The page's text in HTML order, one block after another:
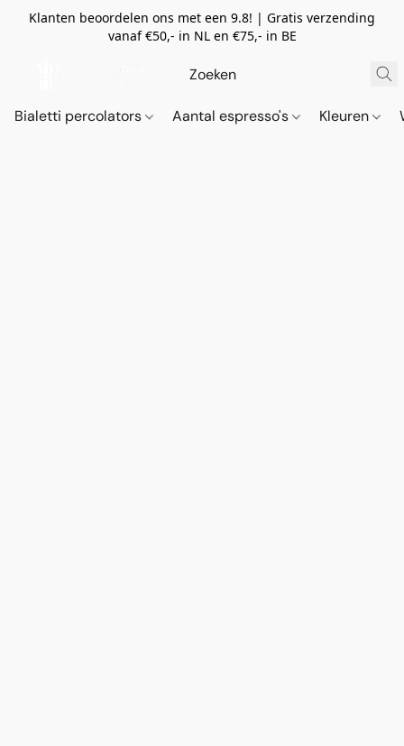
Klanten beoordelen ons met een 9.8! | Gratis verzending
vanaf €50,- in NL en €75,- in BE
Bialetti percolators Aantal espresso's Kleuren